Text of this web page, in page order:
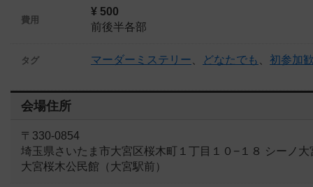
費用
¥ 500
前後半各部
タグ マーダーミステリー どなたでも 初参加
会場住所
〒330-0854
埼玉県さいたま市大宮区桜木町１丁目１０−１８ シーノ
大宮桜木公民館（大宮駅前）